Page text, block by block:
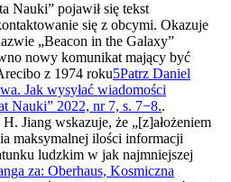
Nauki” pojawił się tekst
się z obcymi. Okazuje
„Beacon in the Galaxy”
nowy komunikat mający być
z 1974 roku5Patrz Daniel
Jak wysyłać wiadomości
Nauki” 2022, nr 7, s. 7−8..
Jiang wskazuje, że „[z]ałożeniem
maksymalnej ilości informacji
ludzkim w jak najmniejszej
za: Oberhaus, Kosmiczna